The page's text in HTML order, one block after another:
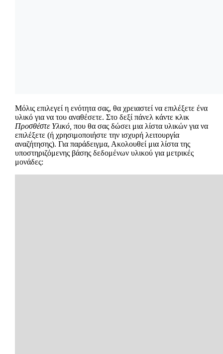
Μόλις επιλεγεί η ενότητα σας, θα χρειαστεί να επιλέξετε ένα
υλικό για να του αναθέσετε. Στο δεξί πάνελ κάντε κλικ
Προσθέστε Υλικό, που θα σας δώσει μια λίστα υλικών για να
επιλέξετε (ή χρησιμοποιήστε την ισχυρή λειτουργία
αναζήτησης). Για παράδειγμα, Ακολουθεί μια λίστα της
υποστηριζόμενης βάσης δεδομένων υλικού για μετρικές
μονάδες: